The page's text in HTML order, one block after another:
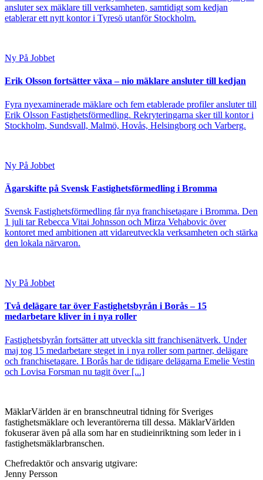
ansluter sex mäklare till verksamheten, samtidigt som kedjan
etablerar ett nytt kontor i Tyresö utanför Stockholm.
Ny På Jobbet
Erik Olsson fortsätter växa – nio mäklare ansluter till kedjan
Fyra nyexaminerade mäklare och fem etablerade profiler ansluter till
Erik Olsson Fastighetsförmedling. Rekryteringarna sker till kontor i
Stockholm, Sundsvall, Malmö, Hovås, Helsingborg och Varberg.
Ny På Jobbet
Ägarskifte på Svensk Fastighetsförmedling i Bromma
Svensk Fastighetsförmedling får nya franchisetagare i Bromma. Den
1 juli tar Rebecca Vitai Johnsson och Mirza Vehabovic över
kontoret med ambitionen att vidareutveckla verksamheten och stärka
den lokala närvaron.
Ny På Jobbet
Två delägare tar över Fastighetsbyrån i Borås – 15
medarbetare kliver in i nya roller
Fastighetsbyrån fortsätter att utveckla sitt franchisenätverk. Under
maj tog 15 medarbetare steget in i nya roller som partner, delägare
och franchisetagare. I Borås har de tidigare delägarna Emelie Vestin
och Lovisa Forsman nu tagit över [...]
MäklarVärlden är en branschneutral tidning för Sveriges
fastighetsmäklare och leverantörerna till dessa. MäklarVärlden
fokuserar även på alla som har en studieinriktning som leder in i
fastighetsmäklarbranschen.
Chefredaktör och ansvarig utgivare:
Jenny Persson